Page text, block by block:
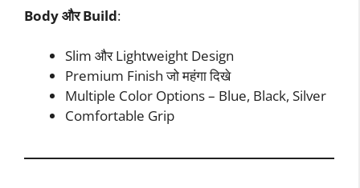
Body और Build:
Slim और Lightweight Design
Premium Finish जो महंगा दिखे
Multiple Color Options – Blue, Black, Silver
Comfortable Grip